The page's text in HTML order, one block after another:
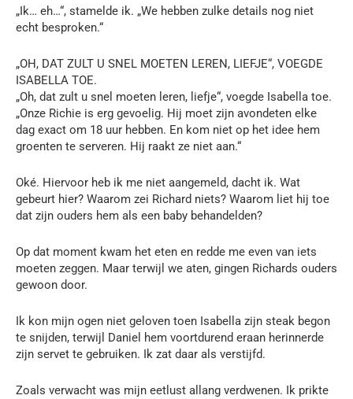
„Ik… eh…“, stamelde ik. „We hebben zulke details nog niet
echt besproken.“
„OH, DAT ZULT U SNEL MOETEN LEREN, LIEFJE“, VOEGDE
ISABELLA TOE.
„Oh, dat zult u snel moeten leren, liefje“, voegde Isabella toe.
„Onze Richie is erg gevoelig. Hij moet zijn avondeten elke
dag exact om 18 uur hebben. En kom niet op het idee hem
groenten te serveren. Hij raakt ze niet aan.“
Oké. Hiervoor heb ik me niet aangemeld, dacht ik. Wat
gebeurt hier? Waarom zei Richard niets? Waarom liet hij toe
dat zijn ouders hem als een baby behandelden?
Op dat moment kwam het eten en redde me even van iets
moeten zeggen. Maar terwijl we aten, gingen Richards ouders
gewoon door.
Ik kon mijn ogen niet geloven toen Isabella zijn steak begon
te snijden, terwijl Daniel hem voortdurend eraan herinnerde
zijn servet te gebruiken. Ik zat daar als verstijfd.
Zoals verwacht was mijn eetlust allang verdwenen. Ik prikte